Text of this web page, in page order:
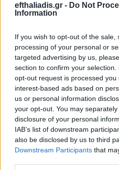
efthaliadis.gr - Do Not
Information
If you wish to opt-out of the
processing of your personal or
targeted advertising by us,
section to confirm your
opt-out request is processed you
interest-based ads based on
us or personal information
your opt-out. You may
disclosure of your personal
IAB’s list of downstream
also be disclosed by us to third
Downstream Participants that
Επιλογές Που
Ανακαλύψτε τα κοσμήματα που
Εδώ θα βρείτε τις κορυφαίες
το μοναδικό τους στυλ και την
ΧΡΥΣΌΣ 18 ΚΑΡΑΤΊΩΝ -10%